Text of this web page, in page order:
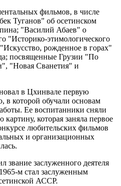
фильмов, в числе
Туганов" об осетинском
"Василий Абаев" о
"Историко-этимологического
рожденное в горах"
посвященные Грузии "По
"Новая Сванетия" и
в Цхинвале первую
которой обучали основам
Ее воспитанники сняли
которая заняла первое
любительских фильмов
и организационных
звание заслуженного деятеля
м стал заслуженным
АССР.